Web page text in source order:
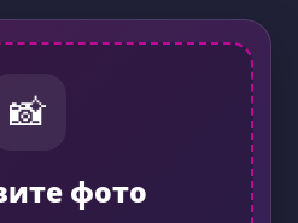
📸
фото